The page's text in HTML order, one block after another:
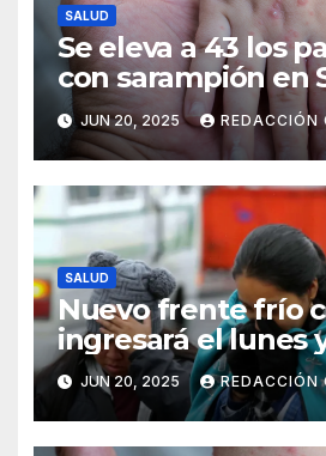
SALUD
Se eleva a 43 los
con sarampión en
JUN 20, 2025 REDACCIÓN
SALUD
Nuevo frente frío
ingresará el lunes
continuarán los
altiplano y valles
JUN 20, 2025 REDACCIÓN